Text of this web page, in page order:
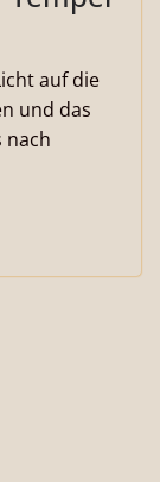
auf die
und das
nach